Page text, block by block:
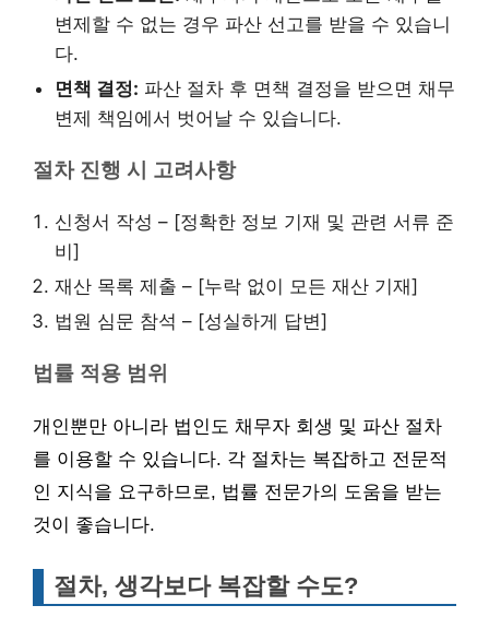
변제할 수 없는 경우 파산 선고를 받을 수 있습니
다.
면책 결정: 파산 절차 후 면책 결정을 받으면 채무
변제 책임에서 벗어날 수 있습니다.
절차 진행 시 고려사항
신청서 작성 – [정확한 정보 기재 및 관련 서류 준
비]
재산 목록 제출 – [누락 없이 모든 재산 기재]
법원 심문 참석 – [성실하게 답변]
법률 적용 범위
개인뿐만 아니라 법인도 채무자 회생 및 파산 절차
를 이용할 수 있습니다. 각 절차는 복잡하고 전문적
인 지식을 요구하므로, 법률 전문가의 도움을 받는
것이 좋습니다.
절차, 생각보다 복잡할 수도?